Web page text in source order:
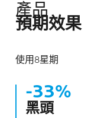
產品
預期效果
使用8星期​
-33%
黑頭